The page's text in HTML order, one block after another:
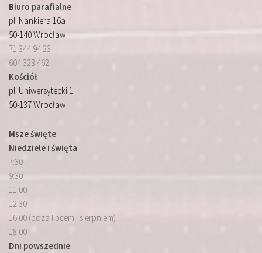
Biuro parafialne
pl. Nankiera 16a
50-140 Wrocław
71 344 94 23
604 323 462
Kościół
pl. Uniwersytecki 1
50-137 Wrocław
Msze święte
Niedziele i święta
7:30
9:30
11:00
12:30
16:00 (poza lipcem i sierpniem)
18:00
Dni powszednie